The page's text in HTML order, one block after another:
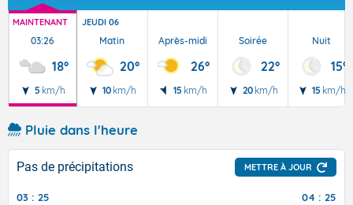
MAINTENANT
03:26
18°
5 km/h
JEUDI 06
Matin
20°
10 km/h
Après-midi
26°
15 km/h
Soirée
22°
20 km/h
Nuit
15°
15 km/h
Pluie dans l'heure
Pas de précipitations METTRE À JOUR
03 : 25 04 : 25